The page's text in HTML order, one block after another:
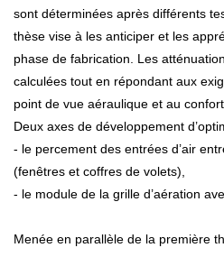
sont déterminées après différents
thèse vise à les anticiper et les
phase de fabrication. Les
calculées tout en répondant aux
point de vue aéraulique et au
Deux axes de développement
- le percement des entrées d’air
(fenêtres et coffres de volets),
- le module de la grille d’aération
Menée en parallèle de la première